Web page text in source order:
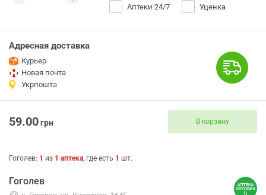
Аптеки 24/7 Уценка
Адресная доставка
Курьер
Новая почта
Укрпошта
59.00грн В корзину
Гоголев: 1 из 1 аптека, где есть 1 шт.
Гоголев